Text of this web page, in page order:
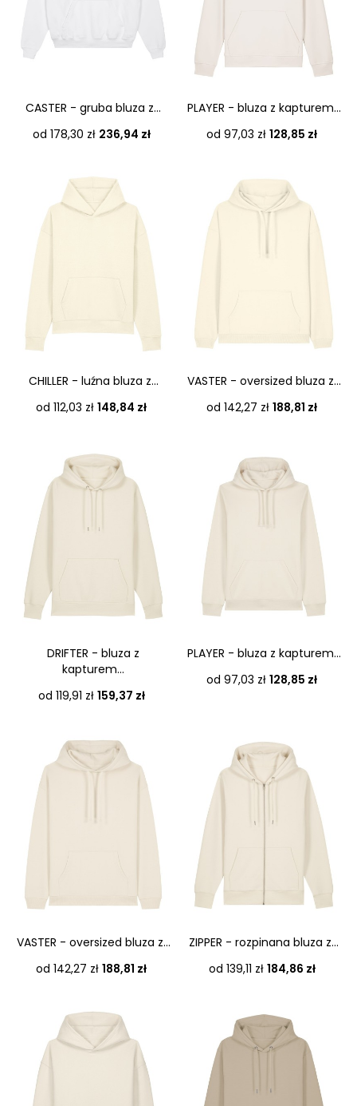
CASTER - gruba bluza z...
od 178,30 zł Cena
236,94 zł
PLAYER - bluza z kapturem...
od 97,03 zł Cena
128,85 zł
CHILLER - luźna bluza z...
od 112,03 zł Cena
148,84 zł
VASTER - oversized bluza z...
od 142,27 zł Cena
188,81 zł
DRIFTER - bluza z
kapturem...
od 119,91 zł Cena
159,37 zł
PLAYER - bluza z kapturem...
od 97,03 zł Cena
128,85 zł
VASTER - oversized bluza z...
od 142,27 zł Cena
188,81 zł
ZIPPER - rozpinana bluza z...
od 139,11 zł Cena
184,86 zł